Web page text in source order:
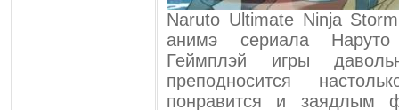
Naruto Ultimate Ninja
анимэ сериала
Геймплэй игры
преподносится
понравится и заядлым